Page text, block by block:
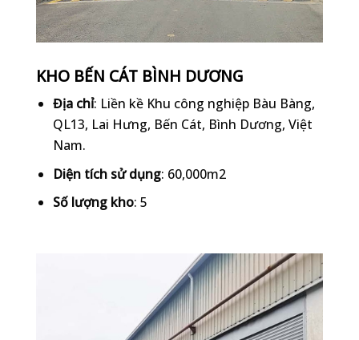
KHO BẾN CÁT BÌNH DƯƠNG
Địa chỉ: Liền kề Khu công nghiệp Bàu Bàng,
QL13, Lai Hưng, Bến Cát, Bình Dương, Việt
Nam.
Diện tích sử dụng: 60,000m2
Số lượng kho: 5